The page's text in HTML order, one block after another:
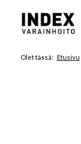
Olet tässä: Etusivu